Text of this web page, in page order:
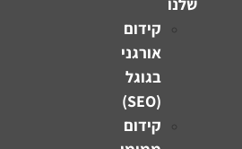
שלנו
קידום
אורגני
בגוגל
(SEO)
קידום